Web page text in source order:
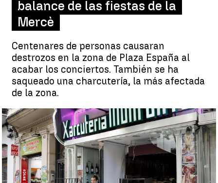
balance de las fiestas de la
Mercè
Centenares de personas causaran
destrozos en la zona de Plaza España al
acabar los conciertos. También se ha
saqueado una charcutería, la más afectada
de la zona.
Graves disturbios en las fiestas de la Mercè que terminan con
un muerto apuñalado y comercios saqueados |EFE